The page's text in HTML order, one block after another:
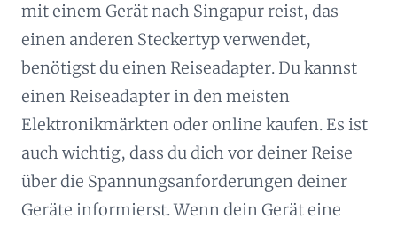
mit einem Gerät nach Singapur reist, das
einen anderen Steckertyp verwendet,
benötigst du einen Reiseadapter. Du kannst
einen Reiseadapter in den meisten
Elektronikmärkten oder online kaufen. Es ist
auch wichtig, dass du dich vor deiner Reise
über die Spannungsanforderungen deiner
Geräte informierst. Wenn dein Gerät eine